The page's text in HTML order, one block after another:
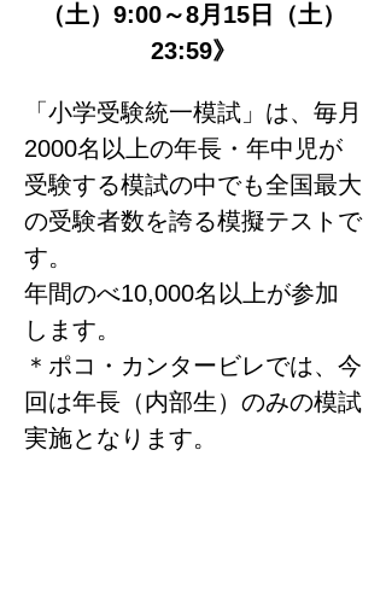
（土）9:00～8月15日（土）
23:59》
「小学受験統一模試」は、毎月
2000名以上の年長・年中児が
受験する模試の中でも全国最大
の受験者数を誇る模擬テストで
す。
年間のべ10,000名以上が参加
します。
＊ポコ・カンタービレでは、今
回は年長（内部生）のみの模試
実施となります。